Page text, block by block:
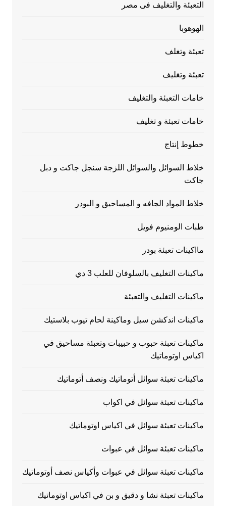
التعبئة والتغليف فى مصر
الهوهوبا
تعبئة وتغلف
تعبئة وتغليف
خامات التعبئة والتغليف
خامات تعبئة و تغليف
خطوط إنتاج
خلاط السوائل والسوائل اللزجة سنجل جاكت و دبل
جاكت
خلاط المواد الجافه و المساحيق و البودر
طبات الومنيوم فويل
مااكينات تعبئة بودر
ماكينات التغليف بالسلوفان للعلب 3 دي
ماكينات التغليف والتعبئة
ماكينات اندكشن سيل وماكينة لحام تيوب بلاستيك
ماكينات تعبئة حبوب و حبيبات وتعبئة مساحيق في
اكياس اوتوماتيك
ماكينات تعبئة سوائل أتوماتيك ونصف أتوماتيك
ماكينات تعبئة سوائل في اكواب
ماكينات تعبئة سوائل في اكياس اوتوماتيك
ماكينات تعبئة سوائل في عبوات
ماكينات تعبئة سوائل في عبوات وأكياس نصف أوتوماتيك
ماكينات تعبئة نشا و دقيق و بن في اكياس اوتوماتيك